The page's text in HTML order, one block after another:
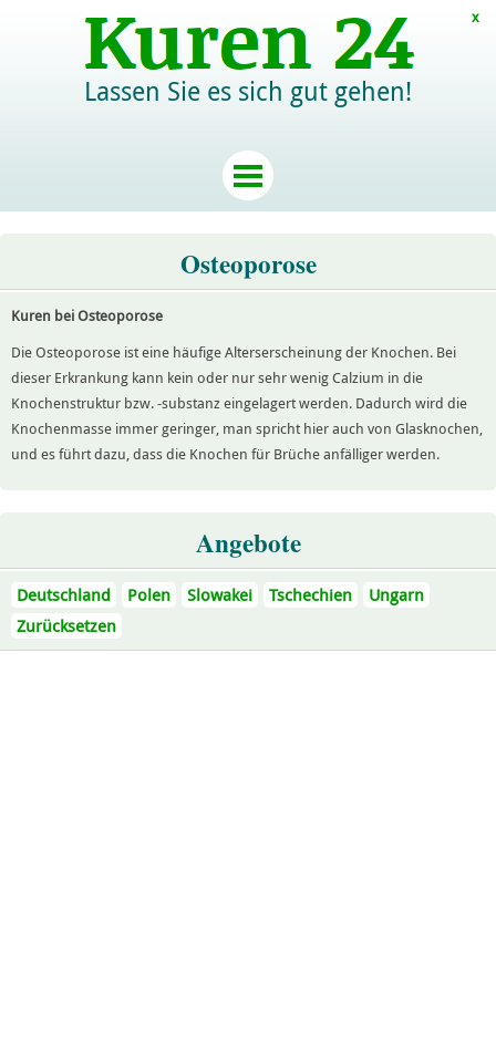
Lassen Sie es sich gut gehen!
Osteoporose
Kuren bei Osteoporose
Die Osteoporose ist eine häufige Alterserscheinung der Knochen. Bei
dieser Erkrankung kann kein oder nur sehr wenig Calzium in die
Knochenstruktur bzw. -substanz eingelagert werden. Dadurch wird die
Knochenmasse immer geringer, man spricht hier auch von Glasknochen,
und es führt dazu, dass die Knochen für Brüche anfälliger werden.
Angebote
Deutschland Polen Slowakei Tschechien
Ungarn
Zurücksetzen
x